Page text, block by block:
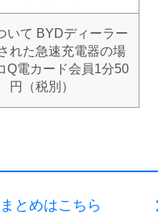
いて BYDディーラー
れた急速充電器の場
Q電カード会員1分50
円（税別）
とめはこちら